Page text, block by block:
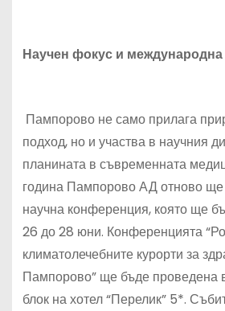
Научен фокус и
Пампорово не само прилага
подход, но и участва в научния
планината в съвременната
година Пампорово АД отново
научна конференция, която ще
26 до 28 юни. Конференцията
климатолечебните курорти за
Пампорово” ще бъде проведена
блок на хотел “Перелик” 5*.